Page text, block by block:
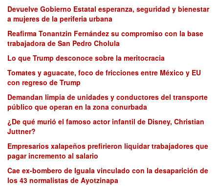
Devuelve Gobierno Estatal esperanza, seguridad y bienestar
a mujeres de la periferia urbana
Reafirma Tonantzin Fernández su compromiso con la base
trabajadora de San Pedro Cholula
Lo que Trump desconoce sobre la meritocracia
Tomates y aguacate, foco de fricciones entre México y EU
con regreso de Trump
Demandan limpia de unidades y conductores del transporte
público que operan en la zona conurbada
¿De qué murió el famoso actor infantil de Disney, Christian
Juttner?
Empresarios xalapeños prefirieron liquidar trabajadores que
pagar incremento al salario
Cae ex-bombero de Iguala vinculado con la desaparición de
los 43 normalistas de Ayotzinapa